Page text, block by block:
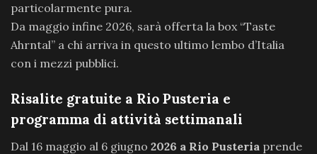
particolarmente pura.
Da maggio infine 2026, sarà offerta la box “Taste
Ahrntal” a chi arriva in questo ultimo lembo d’Italia
con i mezzi pubblici.
Risalite gratuite a Rio Pusteria e
programma di attività settimanali
Dal 16 maggio al 6 giugno 2026 a Rio Pusteria prende